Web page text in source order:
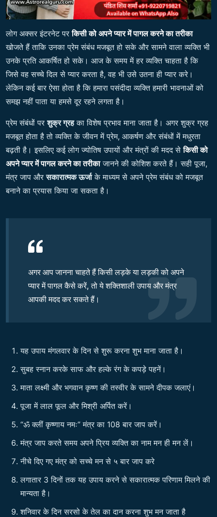
लोग अक्सर इंटरनेट परकिसी को अपने प्यार में पागल करने का तरीका
खोजते हैं ताकि उनका प्रेम संबंध मजबूत हो सके और सामने वाला व्यक्ति भी
उनके प्रति आकर्षित हो सके। आज के समय में हर व्यक्ति चाहता है कि
जिसे वह सच्चे दिल से प्यार करता है, वह भी उसे उतना ही प्यार करे।
लेकिन कई बार ऐसा होता है कि हमारा पसंदीदा व्यक्ति हमारी भावनाओं को
समझ नहीं पाता या हमसे दूर रहने लगता है।
प्रेम संबंधों परशुक्र ग्रहका विशेष प्रभाव माना जाता है। अगर शुक्र ग्रह
मजबूत होता है तो व्यक्ति के जीवन में प्रेम, आकर्षण और संबंधों में मधुरता
बढ़ती है। इसलिए कई लोग ज्योतिष उपायों और मंत्रों की मदद सेकिसी को
अपने प्यार में पागल करने का तरीकाजानने की कोशिश करते हैं। सही पूजा,
मंत्र जाप औरसकारात्मक ऊर्जाके माध्यम से अपने प्रेम संबंध को मजबूत
बनाने का प्रयास किया जा सकता है।
अगर आप जानना चाहते हैं किसी लड़के या लड़की को अपने
प्यार में पागल कैसे करें, तो ये शक्तिशाली उपाय और मंत्र
आपकी मदद कर सकते हैं।
यह उपाय मंगलवार के दिन से शुरू करना शुभ माना जाता है।
सुबह स्नान करके साफ और हल्के रंग के कपड़े पहनें।
माता लक्ष्मी और भगवान कृष्ण की तस्वीर के सामने दीपक जलाएं।
पूजा में लाल फूल और मिश्री अर्पित करें।
“ॐ क्लीं कृष्णाय नमः” मंत्र का 108 बार जाप करें।
मंत्र जाप करते समय अपने प्रिय व्यक्ति का नाम मन ही मन लें।
नीचे दिए गए मंत्र को सच्चे मन से ५ बार जाप करे
लगातार 3 दिनों तक यह उपाय करने से सकारात्मक परिणाम मिलने की
मान्यता है।
शनिवार के दिन सरसो के तेल का दान करना शुभ मन जाता है